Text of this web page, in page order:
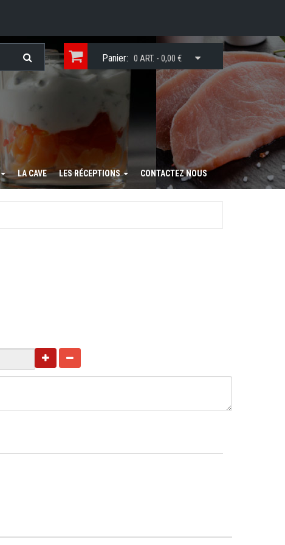
Panier: 0 ART. - 0,00 €
LA CAVE LES RÉCEPTIONS CONTACTEZ NOUS